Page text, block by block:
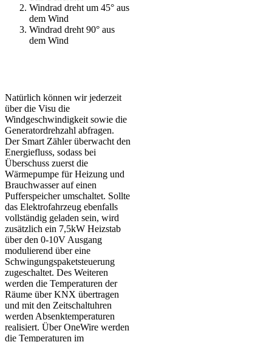
Windrad dreht um 45° aus
dem Wind
Windrad dreht 90° aus
dem Wind
Natürlich können wir jederzeit
über die Visu die
Windgeschwindigkeit sowie die
Generatordrehzahl abfragen.
Der Smart Zähler überwacht den
Energiefluss, sodass bei
Überschuss zuerst die
Wärmepumpe für Heizung und
Brauchwasser auf einen
Pufferspeicher umschaltet. Sollte
das Elektrofahrzeug ebenfalls
vollständig geladen sein, wird
zusätzlich ein 7,5kW Heizstab
über den 0-10V Ausgang
modulierend über eine
Schwingungspaketsteuerung
zugeschaltet. Des Weiteren
werden die Temperaturen der
Räume über KNX übertragen
und mit den Zeitschaltuhren
werden Absenktemperaturen
realisiert. Über OneWire werden
die Temperaturen im